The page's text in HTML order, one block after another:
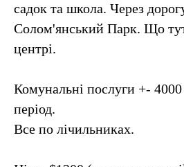
садок та школа. Через
Солом'янський Парк. Що
центрі.
Комунальні послуги +- 4000
період.
Все по лічильниках.